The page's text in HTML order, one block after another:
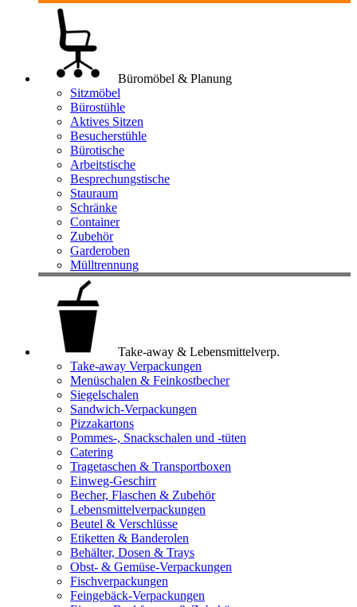
Büromöbel & Planung
Sitzmöbel
Bürostühle
Aktives Sitzen
Besucherstühle
Bürotische
Arbeitstische
Besprechungstische
Stauraum
Schränke
Container
Zubehör
Garderoben
Mülltrennung
Take-away & Lebensmittelverp.
Take-away Verpackungen
Menüschalen & Feinkostbecher
Siegelschalen
Sandwich-Verpackungen
Pizzakartons
Pommes-, Snackschalen und -tüten
Catering
Tragetaschen & Transportboxen
Einweg-Geschirr
Becher, Flaschen & Zubehör
Lebensmittelverpackungen
Beutel & Verschlüsse
Etiketten & Banderolen
Behälter, Dosen & Trays
Obst- & Gemüse-Verpackungen
Fischverpackungen
Feingebäck-Verpackungen